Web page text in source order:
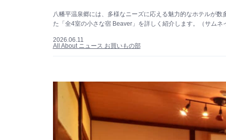
八幡平温泉郷には、多様なニーズに応える魅力的なホテルが
た「全4室の小さな宿 Beaver」を詳しく紹介します。（サム
2026.06.11
All About ニュース お買いもの部